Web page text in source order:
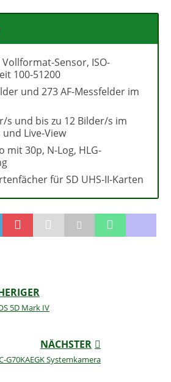
Sensor, ISO-
100-51200
und 273 AF-Messfelder im
s und bis zu 12 Bilder/s im
Live-View
mit 30p, N-Log, HLG-
für SD UHS-II-Karten
5D Mark IV
NÄCHSTER
G70KAEGK Systemkamera